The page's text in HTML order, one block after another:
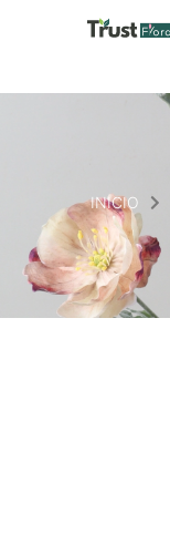
INICIO